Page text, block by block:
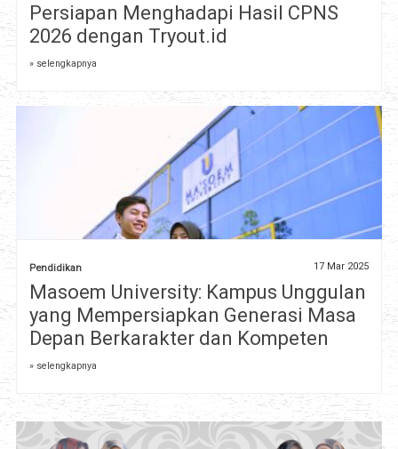
Persiapan Menghadapi Hasil CPNS
2026 dengan Tryout.id
» selengkapnya
Pendidikan 17 Mar 2025
Masoem University: Kampus Unggulan
yang Mempersiapkan Generasi Masa
Depan Berkarakter dan Kompeten
» selengkapnya